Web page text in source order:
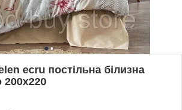
ecru постільна білизна